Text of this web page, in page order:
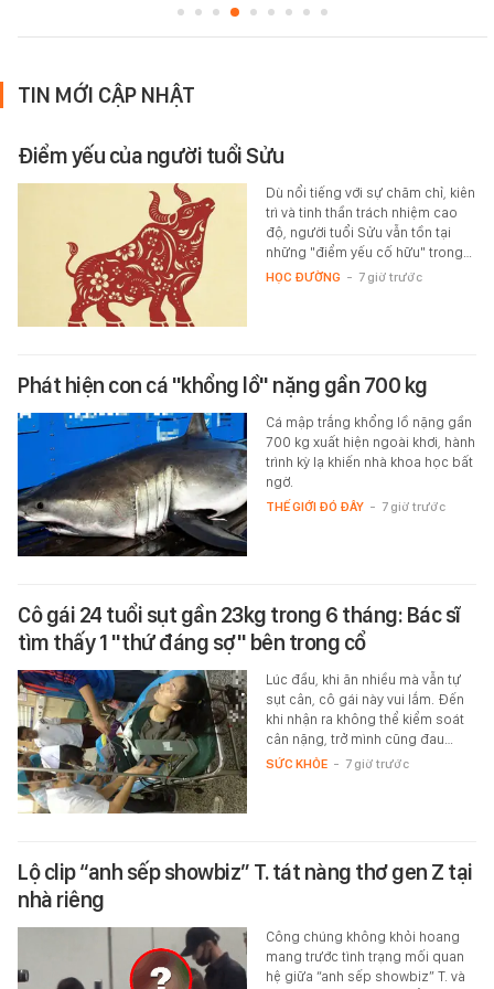
TIN MỚI CẬP NHẬT
Điểm yếu của người tuổi Sửu
Dù nổi tiếng với sự chăm chỉ, kiên
trì và tinh thần trách nhiệm cao
độ, người tuổi Sửu vẫn tồn tại
những "điểm yếu cố hữu" trong…
HỌC ĐƯỜNG - 7 giờ trước
Phát hiện con cá "khổng lồ" nặng gần 700 kg
Cá mập trắng khổng lồ nặng gần
700 kg xuất hiện ngoài khơi, hành
trình kỳ lạ khiến nhà khoa học bất
ngờ.
THẾ GIỚI ĐÓ ĐÂY - 7 giờ trước
Cô gái 24 tuổi sụt gần 23kg trong 6 tháng: Bác sĩ
tìm thấy 1 "thứ đáng sợ" bên trong cổ
Lúc đầu, khi ăn nhiều mà vẫn tự
sụt cân, cô gái này vui lắm. Đến
khi nhận ra không thể kiểm soát
cân nặng, trở mình cũng đau…
SỨC KHỎE - 7 giờ trước
Lộ clip “anh sếp showbiz” T. tát nàng thơ gen Z tại
nhà riêng
Công chúng không khỏi hoang
mang trước tình trạng mối quan
hệ giữa “anh sếp showbiz” T. và